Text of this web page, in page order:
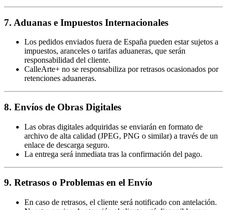
7. Aduanas e Impuestos Internacionales
Los pedidos enviados fuera de España pueden estar sujetos a
impuestos, aranceles o tarifas aduaneras, que serán
responsabilidad del cliente.
CalleArte+ no se responsabiliza por retrasos ocasionados por
retenciones aduaneras.
8. Envíos de Obras Digitales
Las obras digitales adquiridas se enviarán en formato de
archivo de alta calidad (JPEG, PNG o similar) a través de un
enlace de descarga seguro.
La entrega será inmediata tras la confirmación del pago.
9. Retrasos o Problemas en el Envío
En caso de retrasos, el cliente será notificado con antelación.